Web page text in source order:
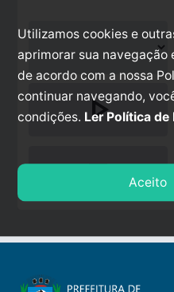
play_arrow
stop
Utilizamos cookies e
aprimorar sua navegação
de acordo com a nossa
continuar navegando,
condições. Ler Política
Aceito